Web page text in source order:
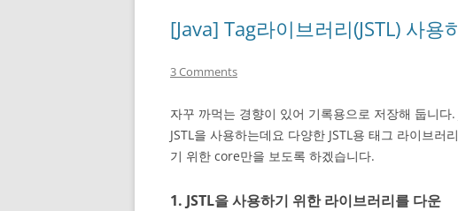
[Java] Tag라이브러리(JSTL) 사용
3 Comments
자꾸 까먹는 경향이 있어 기록용으로 저장해 둡니다
JSTL을 사용하는데요 다양한 JSTL용 태그 라이브
기 위한 core만을 보도록 하겠습니다.
1. JSTL을 사용하기 위한 라이브러리를 다운